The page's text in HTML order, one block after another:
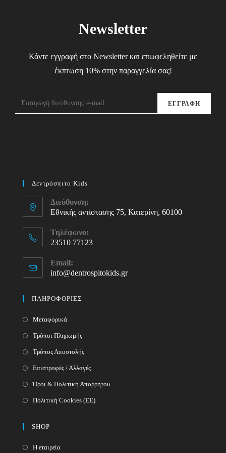
Newsletter
Κάντε εγγραφή στο Newsletter και επωφεληθείτε με
έκπτωση 10% στην παραγγελία σας!
ΕΓΓΡΑΦΗ
Δεντρόσπιτο Kids
Διεύθυνση:
Εθνικής αντίστασης 75, Κατερίνη, 60100
Τηλέφωνο:
23510 77123
in
your
Email:
info@dentrospitokids.grOpens
ΠΛΗΡΟΦΟΡΙΕΣ
Μεταφορικά
Τρόποι Πληρωμής
Τρόπος Αποστολής
Επιστροφές / Αλλαγές
Όροι & Πολιτική Απορρήτου
Πολιτική Cookies (ΕΕ)
SHOP
Η εταιρεία